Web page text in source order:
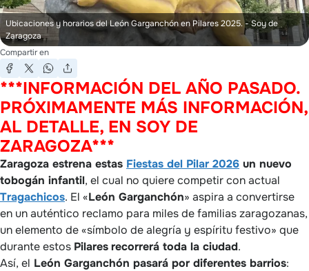
Ubicaciones y horarios del León Garganchón en Pilares 2025.- Soy de
Zaragoza
Compartir en
***INFORMACIÓN DEL AÑO PASADO.
PRÓXIMAMENTE MÁS INFORMACIÓN,
AL DETALLE, EN SOY DE
ZARAGOZA***
Zaragoza estrena estas Fiestas del Pilar 2026 un nuevo
tobogán infantil, el cual no quiere competir con actual
Tragachicos. El «León Garganchón» aspira a convertirse
en un auténtico reclamo para miles de familias zaragozanas,
un elemento de «símbolo de alegría y espíritu festivo» que
durante estos Pilaresrecorrerá toda la ciudad.
Así, el León Garganchón pasará por diferentes barrios: